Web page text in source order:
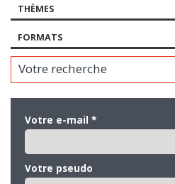
THÈMES
FORMATS
Votre recherche
Votre e-mail *
Votre pseudo